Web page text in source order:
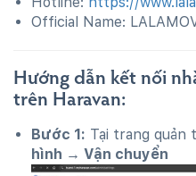
Official Name:
Hướng dẫn kết nối
trên Haravan:
Bước 1: Tại trang quản
hình → Vận chuyển